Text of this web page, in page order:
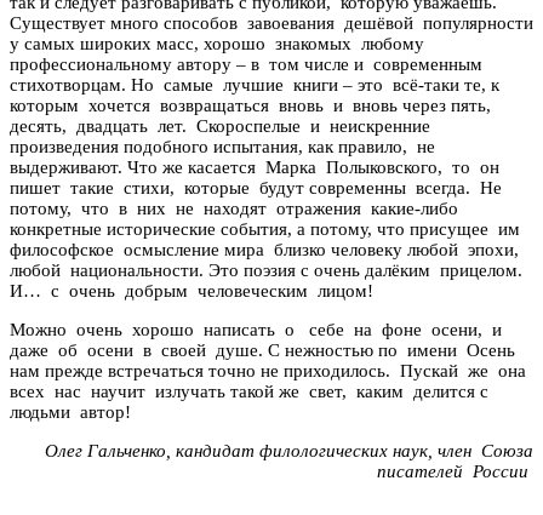
Существует много способов завоевания дешёвой популярности
у самых широких масс, хорошо знакомых любому
профессиональному автору – в том числе и современным
стихотворцам. Но самые лучшие книги – это всё-таки те, к
которым хочется возвращаться вновь и вновь через пять,
десять, двадцать лет. Скороспелые и неискренние
произведения подобного испытания, как правило, не
выдерживают. Что же касается Марка Полыковского, то он
пишет такие стихи, которые будут современны всегда. Не
потому, что в них не находят отражения какие-либо
конкретные исторические события, а потому, что присущее им
философское осмысление мира близко человеку любой эпохи,
любой национальности. Это поэзия с очень далёким прицелом.
И… с очень добрым человеческим лицом!
Можно очень хорошо написать о себе на фоне осени, и
даже об осени в своей душе. С нежностью по имени Осень
нам прежде встречаться точно не приходилось. Пускай же она
всех нас научит излучать такой же свет, каким делится с
людьми автор!
Олег Гальченко, кандидат филологических наук, член Союза
писателей России